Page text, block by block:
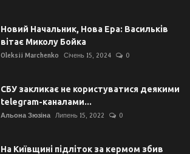
Новий Начальник, Нова Ера: Васильків
вітає Миколу Бойка
Oleksii Marchenko Січень 15, 2024 0
СБУ закликає не користуватися деякими
telegram-каналами...
Альона Зюзіна Липень 15, 2022 0
На Київщині підліток за кермом збив